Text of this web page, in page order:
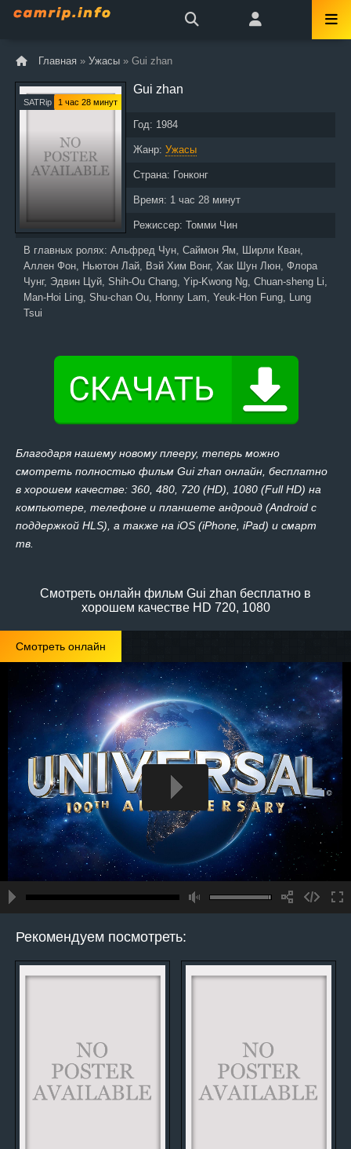
Главная » Ужасы » Gui zhan
SATRip 1 час 28 минут
Gui zhan
Год: 1984
Жанр: Ужасы
Страна: Гонконг
Время: 1 час 28 минут
Режиссер: Томми Чин
В главных ролях: Альфред Чун, Саймон Ям, Ширли Кван,
Аллен Фон, Ньютон Лай, Вэй Хим Вонг, Хак Шун Люн, Флора
Чунг, Эдвин Цуй, Shih-Ou Chang, Yip-Kwong Ng, Chuan-sheng Li,
Man-Hoi Ling, Shu-chan Ou, Honny Lam, Yeuk-Hon Fung, Lung
Tsui
Благодаря нашему новому плееру, теперь можно
смотреть полностью фильм Gui zhan онлайн, бесплатно
в хорошем качестве: 360, 480, 720 (HD), 1080 (Full HD) на
компьютере, телефоне и планшете андроид (Android с
поддержкой HLS), а также на iOS (iPhone, iPad) и смарт
тв.
Смотреть онлайн фильм Gui zhan бесплатно в
хорошем качестве HD 720, 1080
Смотреть онлайн
Рекомендуем посмотреть: